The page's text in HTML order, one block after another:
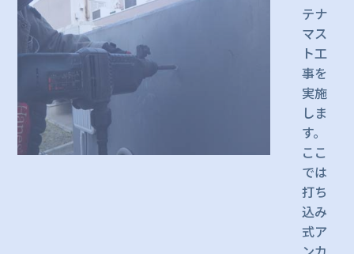
テナ
マス
ト工
事を
実施
しま
す。
ここ
では
打ち
込み
式ア